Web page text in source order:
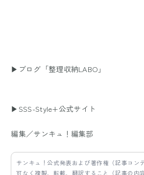
▶ブログ「整理収納LABO」
▶SSS-Style+公式サイト
編集／サンキュ！編集部
サンキュ！公式発表および著作権（記事コン
可なく複製、転載、翻訳すること（記事の内